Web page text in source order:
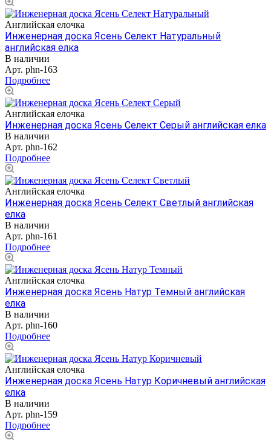
Английская елочка
Инженерная доска Ясень Селект Натуральный
английская елка
В наличии
Арт. phn-163
Подробнее
Английская елочка
Инженерная доска Ясень Селект Серый английская елка
В наличии
Арт. phn-162
Подробнее
Английская елочка
Инженерная доска Ясень Селект Светлый английская
елка
В наличии
Арт. phn-161
Подробнее
Английская елочка
Инженерная доска Ясень Натур Темный английская
елка
В наличии
Арт. phn-160
Подробнее
Английская елочка
Инженерная доска Ясень Натур Коричневый английская
елка
В наличии
Арт. phn-159
Подробнее